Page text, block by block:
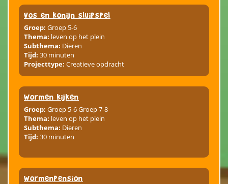
Vos en konijn sluipspel
Groep: Groep 5-6
Thema: leven op het plein
Subthema: Dieren
Tijd: 30 minuten
Projecttype: Creatieve opdracht
Wormen kijken
Groep: Groep 5-6 Groep 7-8
Thema: leven op het plein
Subthema: Dieren
Tijd: 30 minuten
Wormenpension